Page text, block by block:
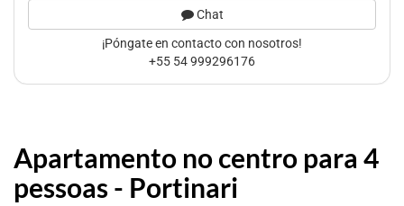
Apartamento no centro para 4
pessoas - Portinari
Chat
¡Póngate en contacto con nosotros!
+55 54 999296176